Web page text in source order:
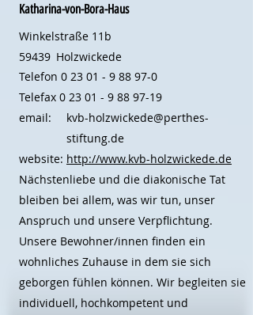
Katharina-von-Bora-Haus
Winkelstraße 11b
59439 Holzwickede
Telefon 0 23 01 - 9 88 97-0
Telefax 0 23 01 - 9 88 97-19
email:
website:
kvb-holzwickede@perthes-
stiftung.de
http://www.kvb-holzwickede.de
Nächstenliebe und die diakonische Tat
bleiben bei allem, was wir tun, unser
Anspruch und unsere Verpflichtung.
Unsere Bewohner/innen finden ein
wohnliches Zuhause in dem sie sich
geborgen fühlen können. Wir begleiten sie
individuell, hochkompetent und